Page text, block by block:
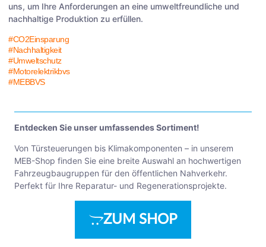
uns, um Ihre Anforderungen an eine umweltfreundliche und
nachhaltige Produktion zu erfüllen.
#CO2Einsparung
#Nachhaltigkeit
#Umweltschutz
#Motorelektrikbvs
#MEBBVS
Entdecken Sie unser umfassendes Sortiment!
Von Türsteuerungen bis Klimakomponenten – in unserem
MEB-Shop finden Sie eine breite Auswahl an hochwertigen
Fahrzeugbaugruppen für den öffentlichen Nahverkehr.
Perfekt für Ihre Reparatur- und Regenerationsprojekte.
ZUM SHOP